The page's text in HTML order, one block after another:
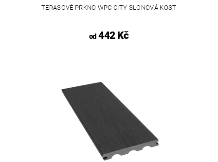
TERASOVÉ PRKNO WPC CITY SLONOVÁ KOST
od442 Kč